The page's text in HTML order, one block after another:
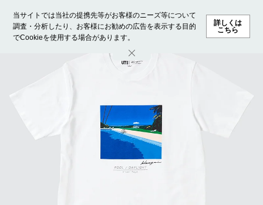
当サイトでは当社の提携先等がお客様のニーズ等について
調査・分析したり、お客様にお勧めの広告を表示する目的
でCookieを使用する場合があります。
詳しくは
こちら
ホーム モデル募集 ランキング ファッション ビューテ